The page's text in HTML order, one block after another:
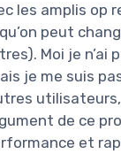
les amplis op
peut
Moi je n’ai
je me suis
utilisateurs,
de ce
et